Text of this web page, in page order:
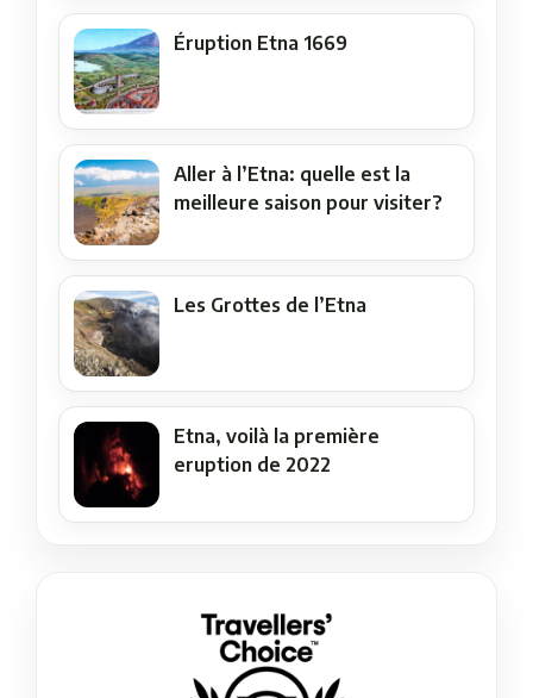
Éruption Etna 1669
Aller à l’Etna: quelle est la
meilleure saison pour visiter?
Les Grottes de l’Etna
Etna, voilà la première
eruption de 2022